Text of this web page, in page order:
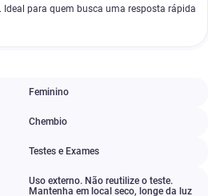
para quem busca uma resposta rápida
Feminino
Chembio
Testes e Exames
Uso externo. Não reutilize o teste.
Mantenha em local seco, longe da luz